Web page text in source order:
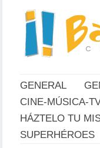
GENERAL
CINE-MÚSICA-
HÁZTELO TU
SUPERHÉROES